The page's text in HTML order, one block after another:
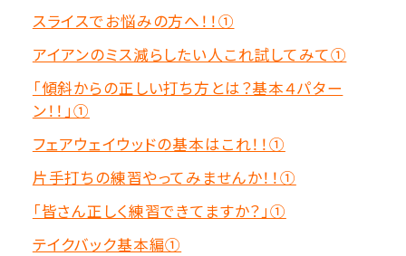
スライスでお悩みの方へ！！①
アイアンのミス減らしたい人これ試してみて①
「傾斜からの正しい打ち方とは？基本４パター
ン！！」①
フェアウェイウッドの基本はこれ！！①
片手打ちの練習やってみませんか！！①
「皆さん正しく練習できてますか？」①
テイクバック基本編①